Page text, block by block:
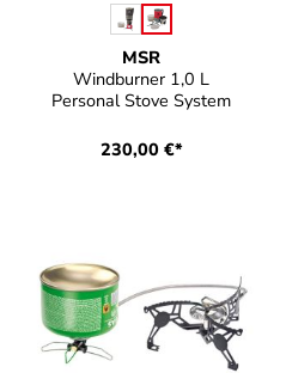
MSR
Windburner 1,0 L
Personal Stove System
auswählen
230,00 €*